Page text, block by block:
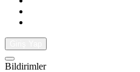
Bildirimler